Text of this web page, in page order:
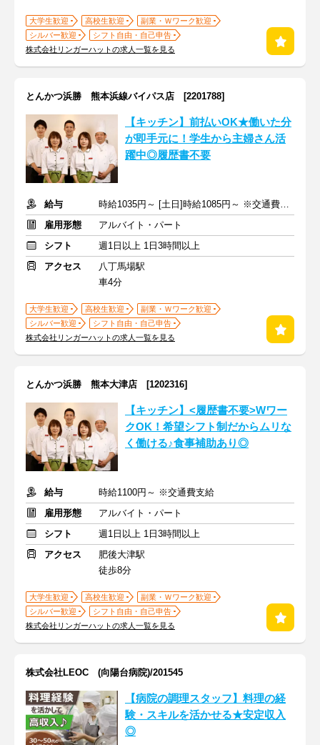
大学生歓迎 高校生歓迎
副業・Ｗワーク歓迎
シルバー歓迎
シフト自由・自己申告
株式会社リンガーハットの求人一覧を見る
とんかつ浜勝 熊本浜線バイパス店 [2201788]
【キッチン】前払いOK★働いた分
が即手元に！学生から主婦さん活
躍中◎履歴書不要
給与
時給1035円～ [土日]時給1085円～ ※交通費全額支給
雇用形態
アルバイト・パート
シフト
週1日以上 1日3時間以上
アクセス
八丁馬場駅
車4分
大学生歓迎 高校生歓迎
副業・Ｗワーク歓迎
シルバー歓迎
シフト自由・自己申告
株式会社リンガーハットの求人一覧を見る
とんかつ浜勝 熊本大津店 [1202316]
【キッチン】<履歴書不要>Wワー
クOK！希望シフト制だからムリな
く働ける♪食事補助あり◎
給与
時給1100円～ ※交通費支給
雇用形態
アルバイト・パート
シフト
週1日以上 1日3時間以上
アクセス
肥後大津駅
徒歩8分
大学生歓迎 高校生歓迎
副業・Ｗワーク歓迎
シルバー歓迎
シフト自由・自己申告
株式会社リンガーハットの求人一覧を見る
株式会社LEOC (向陽台病院)/201545
【病院の調理スタッフ】料理の経
験・スキルを活かせる★安定収入
◎